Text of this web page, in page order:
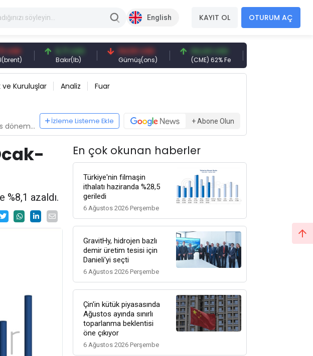
English KAYIT OL OTURUM AÇ
6,71 USD
Bakır(lb)
94,50 USD
Gümüş(ons)
94,44 USD
(CME) 62% Fe
ve Kuruluşlar Analiz Fuar
%2,8 arttı
İzleme Listeme Ekle + Abone Olun
%8,1 azaldı.
En çok okunan haberler
Türkiye'nin filmaşin
ithalatı haziranda %28,5
geriledi
6 Ağustos 2026 Perşembe
GravitHy, hidrojen bazlı
demir üretim tesisi için
Danieli'yi seçti
6 Ağustos 2026 Perşembe
Çin'in kütük piyasasında
Ağustos ayında sınırlı
toparlanma beklentisi
öne çıkıyor
6 Ağustos 2026 Perşembe